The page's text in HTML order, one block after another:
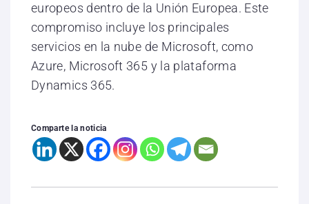
europeos dentro de la Unión Europea. Este
compromiso incluye los principales
servicios en la nube de Microsoft, como
Azure, Microsoft 365 y la plataforma
Dynamics 365.
Comparte la noticia